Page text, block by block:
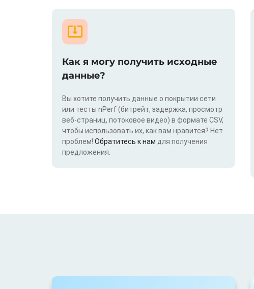
Как я могу получить исходные
данные?
Вы хотите получить данные о покрытии сети
или тесты nPerf (битрейт, задержка, просмотр
веб-страниц, потоковое видео) в формате CSV,
чтобы использовать их, как вам нравится? Нет
проблем! Обратитесь к нам для получения
предложения.